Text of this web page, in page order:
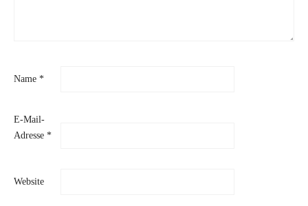
Name *
E-Mail-
Adresse *
Website